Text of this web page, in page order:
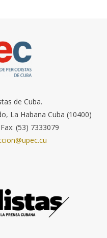
de Cuba.
La Habana Cuba (10400)
(53) 7333079